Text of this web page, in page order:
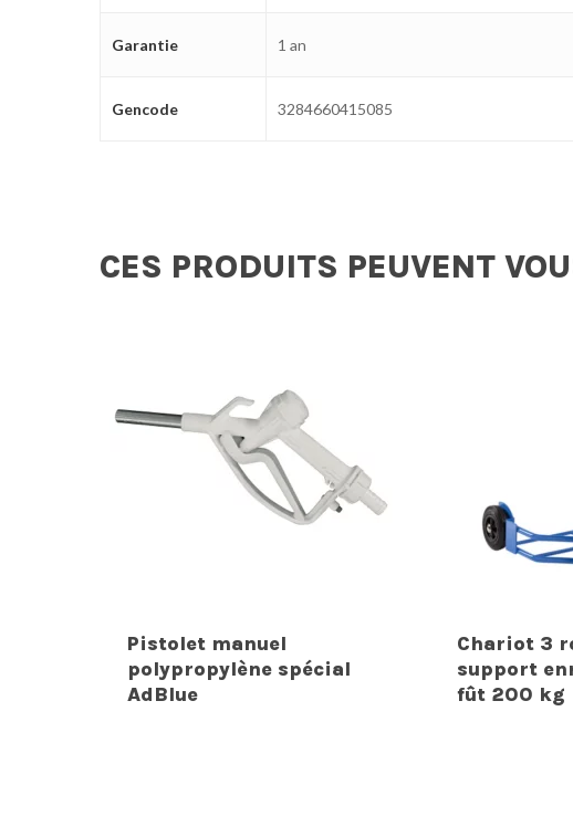
Garantie 1 an
Gencode 3284660415085
CES PRODUITS PEUVENT
Pistolet manuel
polypropylène spécial
AdBlue
Chariot 3
support
fût 200 kg